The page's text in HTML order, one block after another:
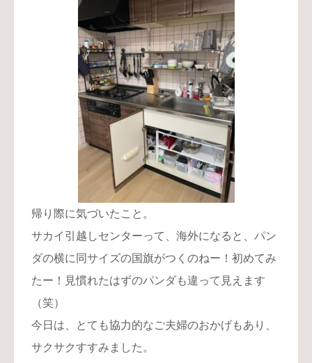
帰り際に気づいたこと。
サカイ引越しセンターって、海外になると、パン
ダの横に同サイズの国旗がつくのねー！初めてみ
たー！見慣れたはずのパンダも違って見えます
（笑）
今日は、とても協力的なご夫婦のおかげもあり、
サクサクすすみました。